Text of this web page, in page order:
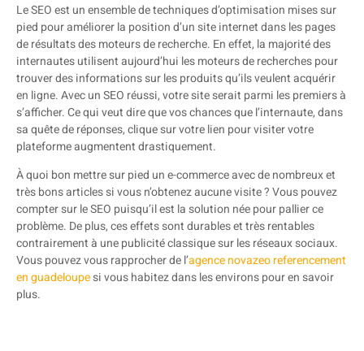
Le SEO est un ensemble de techniques d’optimisation mises sur
pied pour améliorer la position d’un site internet dans les pages
de résultats des moteurs de recherche. En effet, la majorité des
internautes utilisent aujourd’hui les moteurs de recherches pour
trouver des informations sur les produits qu’ils veulent acquérir
en ligne. Avec un SEO réussi, votre site serait parmi les premiers à
s’afficher. Ce qui veut dire que vos chances que l’internaute, dans
sa quête de réponses, clique sur votre lien pour visiter votre
plateforme augmentent drastiquement.
À quoi bon mettre sur pied un e-commerce avec de nombreux et
très bons articles si vous n’obtenez aucune visite ? Vous pouvez
compter sur le SEO puisqu’il est la solution née pour pallier ce
problème. De plus, ces effets sont durables et très rentables
contrairement à une publicité classique sur les réseaux sociaux.
Vous pouvez vous rapprocher de l’agence novazeo referencement
en guadeloupesi vous habitez dans les environs pour en savoir
plus.